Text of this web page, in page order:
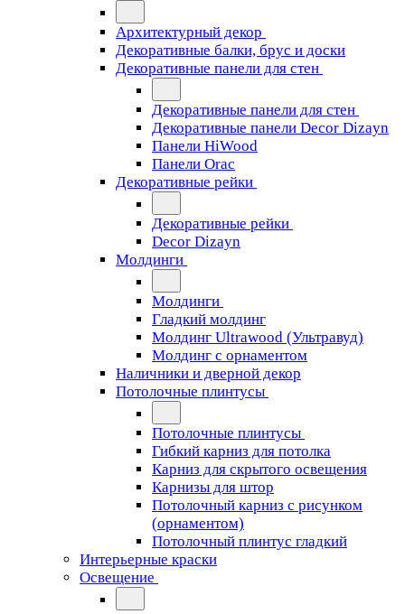
Архитектурный декор
Декоративные балки, брус и доски
Декоративные панели для стен
Декоративные панели для стен
Декоративные панели Decor Dizayn
Панели HiWood
Панели Orac
Декоративные рейки
Декоративные рейки
Decor Dizayn
Молдинги
Молдинги
Гладкий молдинг
Молдинг Ultrawood (Ультравуд)
Молдинг с орнаментом
Наличники и дверной декор
Потолочные плинтусы
Потолочные плинтусы
Гибкий карниз для потолка
Карниз для скрытого освещения
Карнизы для штор
Потолочный карниз с рисунком
(орнаментом)
Потолочный плинтус гладкий
Интерьерные краски
Освещение